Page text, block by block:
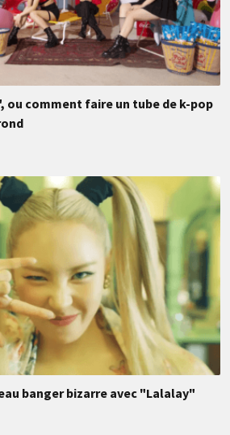
ou comment faire un tube de k-pop
banger bizarre avec "Lalalay"